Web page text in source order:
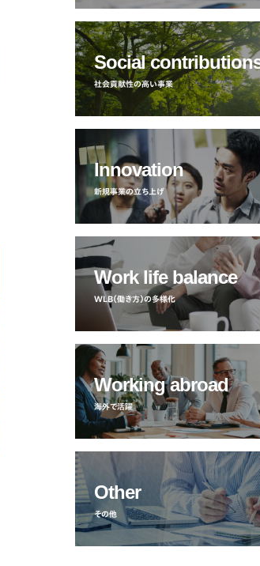
Social
社会貢献性の高い事業
Innovation
新規事業の立ち上げ
Work life balance
WLB（働き方）の多様化
Working abroad
海外で活躍
Other
その他